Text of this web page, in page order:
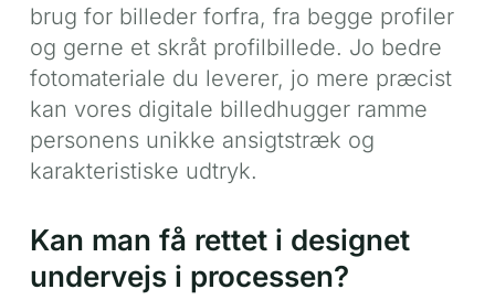
brug for billeder forfra, fra begge profiler
og gerne et skråt profilbillede. Jo bedre
fotomateriale du leverer, jo mere præcist
kan vores digitale billedhugger ramme
personens unikke ansigtstræk og
karakteristiske udtryk.
Kan man få rettet i designet
undervejs i processen?